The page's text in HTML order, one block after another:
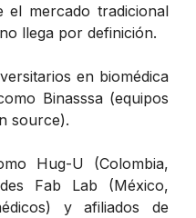
el mercado tradicional
llega por definición.
en biomédica
Binasssa (equipos
source).
Hug-U (Colombia,
Fab Lab (México,
y afiliados de